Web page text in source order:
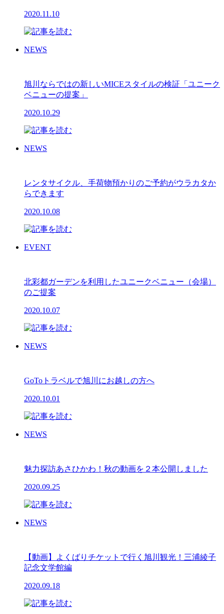
2020.11.10
NEWS
旭川ならではの新しいMICEスタイルの検証「ユニーク
ベニューの提案」
2020.10.29
NEWS
レンタサイクル、手荷物預かりのご予約がウラカタか
らできます
2020.10.08
EVENT
北彩都ガーデンを利用したユニークベニュー（会場）
のご提案
2020.10.07
NEWS
GoToトラベルで旭川にお越しの方へ
2020.10.01
NEWS
魅力探訪あさひかわ！秋の動画を２本公開しました
2020.09.25
NEWS
【動画】よくばりチケットで行く旭川観光！三浦綾子
記念文学館編
2020.09.18